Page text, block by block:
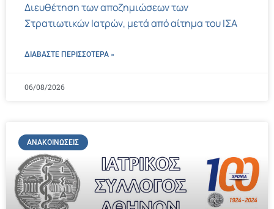
Διευθέτηση των αποζημιώσεων των
Στρατιωτικών Ιατρών, μετά από αίτημα του ΙΣΑ
ΔΙΑΒΑΣΤΕ ΠΕΡΙΣΣΌΤΕΡΑ »
06/08/2026
ΑΝΑΚΟΙΝΏΣΕΙΣ